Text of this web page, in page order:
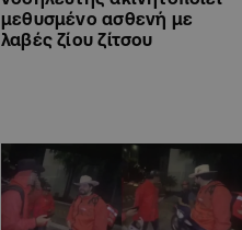
μεθυσμένο ασθενή με
λαβές ζίου ζίτσου